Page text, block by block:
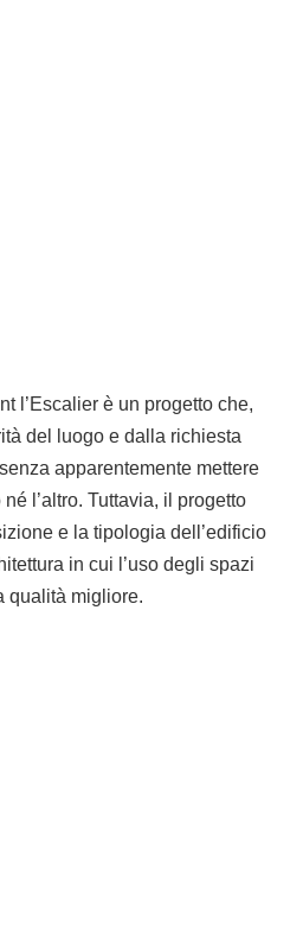
l’Escalier è un progetto che,
del luogo e dalla richiesta
apparentemente mettere
l’altro. Tuttavia, il progetto
e la tipologia dell’edificio
in cui l’uso degli spazi
qualità migliore.